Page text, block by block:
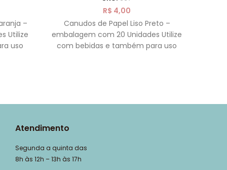
–
Utilize
uso
R$ 4,00
Canudos de Papel Liso Preto –
embalagem com 20 Unidades Utilize
com bebidas e também para uso
Atendimento
Segunda a quinta das
8h às 12h – 13h às 17h